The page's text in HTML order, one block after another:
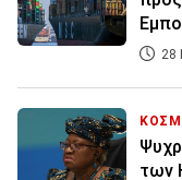
28
των